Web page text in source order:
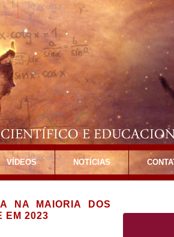
VÍDEOS NOTÍCIAS
NA MAIORIA DOS
EM 2023